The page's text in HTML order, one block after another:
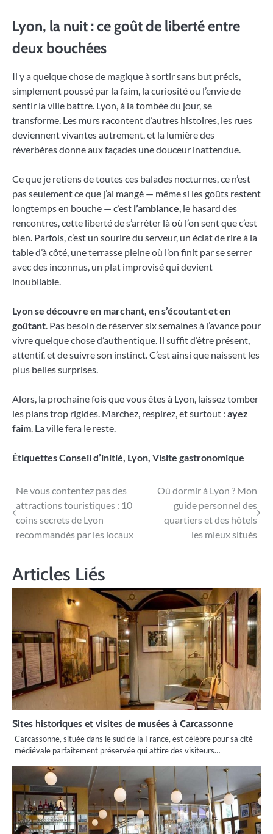
Lyon, la nuit : ce goût de liberté entre
deux bouchées
Il y a quelque chose de magique à sortir sans but précis,
simplement poussé par la faim, la curiosité ou l’envie de
sentir la ville battre. Lyon, à la tombée du jour, se
transforme. Les murs racontent d’autres histoires, les rues
deviennent vivantes autrement, et la lumière des
réverbères donne aux façades une douceur inattendue.
Ce que je retiens de toutes ces balades nocturnes, ce n’est
pas seulement ce que j’ai mangé — même si les goûts restent
longtemps en bouche — c’est l’ambiance, le hasard des
rencontres, cette liberté de s’arrêter là où l’on sent que c’est
bien. Parfois, c’est un sourire du serveur, un éclat de rire à la
table d’à côté, une terrasse pleine où l’on finit par se serrer
avec des inconnus, un plat improvisé qui devient
inoubliable.
Lyon se découvre en marchant, en s’écoutant et en
goûtant. Pas besoin de réserver six semaines à l’avance pour
vivre quelque chose d’authentique. Il suffit d’être présent,
attentif, et de suivre son instinct. C’est ainsi que naissent les
plus belles surprises.
Alors, la prochaine fois que vous êtes à Lyon, laissez tomber
les plans trop rigides. Marchez, respirez, et surtout : ayez
faim. La ville fera le reste.
ÉtiquettesConseil d’initié, Lyon, Visite gastronomique
Navigation
de
l’article
Ne vous contentez pas des
attractions touristiques : 10
coins secrets de Lyon
recommandés par les locaux
Où dormir à Lyon ? Mon
guide personnel des
quartiers et des hôtels
les mieux situés
Articles Liés
Sites historiques et visites de musées à Carcassonne
Carcassonne, située dans le sud de la France, est célèbre pour sa cité
médiévale parfaitement préservée qui attire des visiteurs…